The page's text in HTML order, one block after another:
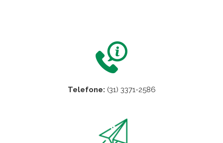
Telefone: (31) 3371-2586